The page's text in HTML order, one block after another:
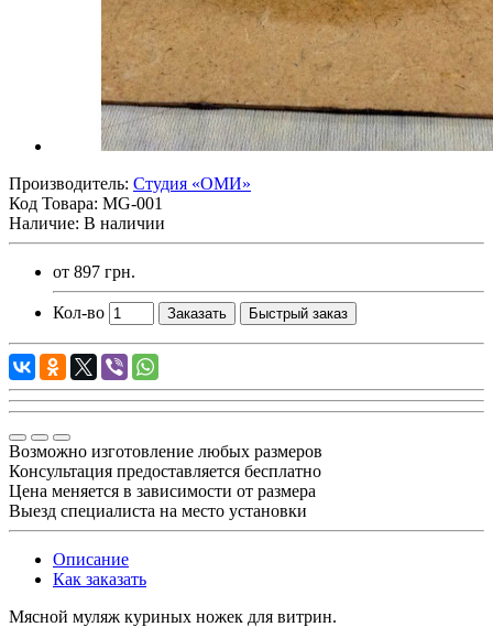
Производитель: Студия «ОМИ»
Код Товара: MG-001
Наличие: В наличии
от 897 грн.
Кол-во Заказать Быстрый заказ
Возможно изготовление любых размеров
Консультация предоставляется бесплатно
Цена меняется в зависимости от размера
Выезд специалиста на место установки
Описание
Как заказать
Мясной муляж куриных ножек для витрин.